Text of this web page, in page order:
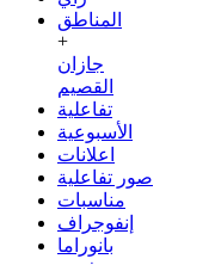
المناطق
+
جازان
القصيم
تفاعلية
الأسبوعية
اعلانات
صور تفاعلية
مناسبات
إنفوجراف
بانوراما